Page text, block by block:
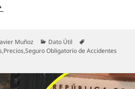
2026: Ahorra hasta un 40%
Muñoz Categorías
Dato Útil
,Precios,Seguro Obligatorio de Accidentes